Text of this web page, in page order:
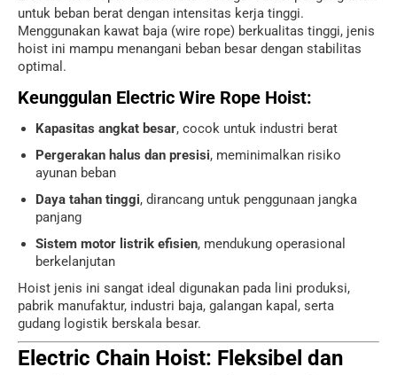
untuk beban berat dengan intensitas kerja tinggi.
Menggunakan kawat baja (wire rope) berkualitas tinggi, jenis
hoist ini mampu menangani beban besar dengan stabilitas
optimal.
Keunggulan Electric Wire Rope Hoist:
Kapasitas angkat besar, cocok untuk industri berat
Pergerakan halus dan presisi, meminimalkan risiko
ayunan beban
Daya tahan tinggi, dirancang untuk penggunaan jangka
panjang
Sistem motor listrik efisien, mendukung operasional
berkelanjutan
Hoist jenis ini sangat ideal digunakan pada lini produksi,
pabrik manufaktur, industri baja, galangan kapal, serta
gudang logistik berskala besar.
Electric Chain Hoist: Fleksibel dan